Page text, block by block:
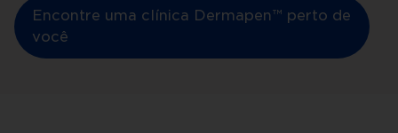
Encontre uma clínica Dermapen™ perto de
você